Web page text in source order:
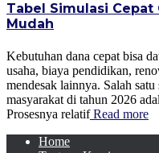
Tabel Simulasi Cepat
Mudah
Kebutuhan dana cepat bisa
usaha, biaya pendidikan,
mendesak lainnya. Salah
masyarakat di tahun 2026
Prosesnya relatifRead more
Home